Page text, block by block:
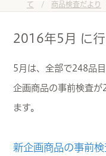
て / 商品検査だより
2016年5月 に
5月は、全部で248品
企画商品の事前検査
ます。
新企画商品の事前検